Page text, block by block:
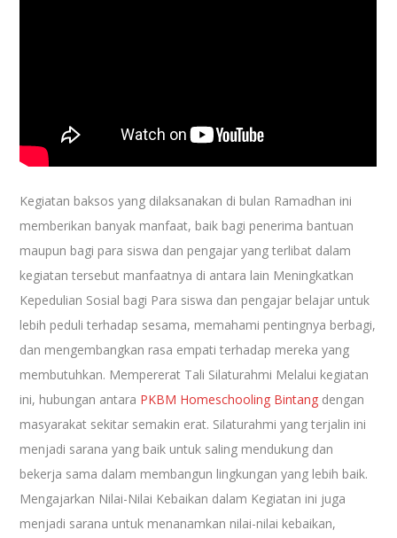
Kegiatan baksos yang dilaksanakan di bulan Ramadhan ini
memberikan banyak manfaat, baik bagi penerima bantuan
maupun bagi para siswa dan pengajar yang terlibat dalam
kegiatan tersebut manfaatnya di antara lain Meningkatkan
Kepedulian Sosial bagi Para siswa dan pengajar belajar untuk
lebih peduli terhadap sesama, memahami pentingnya berbagi,
dan mengembangkan rasa empati terhadap mereka yang
membutuhkan. Mempererat Tali Silaturahmi Melalui kegiatan
ini, hubungan antara PKBM Homeschooling Bintang dengan
masyarakat sekitar semakin erat. Silaturahmi yang terjalin ini
menjadi sarana yang baik untuk saling mendukung dan
bekerja sama dalam membangun lingkungan yang lebih baik.
Mengajarkan Nilai-Nilai Kebaikan dalam Kegiatan ini juga
menjadi sarana untuk menanamkan nilai-nilai kebaikan,